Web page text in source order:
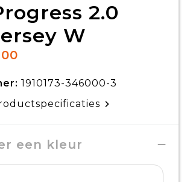
2.0
W
1910173-346000-3
een kleur